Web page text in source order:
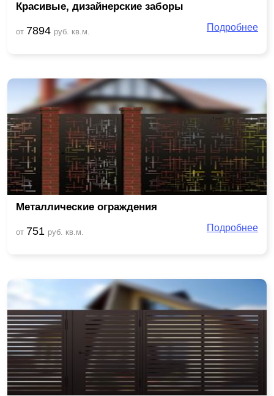
Красивые, дизайнерские заборы
от 7894 руб. кв.м. Подробнее
Металлические ограждения
от 751 руб. кв.м. Подробнее